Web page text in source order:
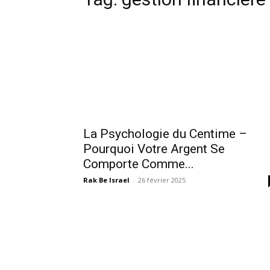
La Psychologie du Centime –
Pourquoi Votre Argent Se
Comporte Comme...
Rak Be Israel - 26 février 2025